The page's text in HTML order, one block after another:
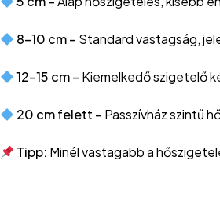
8-10 cm – Standard vastagság,
12-15 cm – Kiemelkedő szigetelő
20 cm felett – Passzívház szintű
Tipp: Minél vastagabb a